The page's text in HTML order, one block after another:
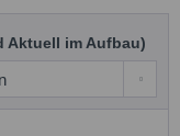
Aktuell im Aufbau)